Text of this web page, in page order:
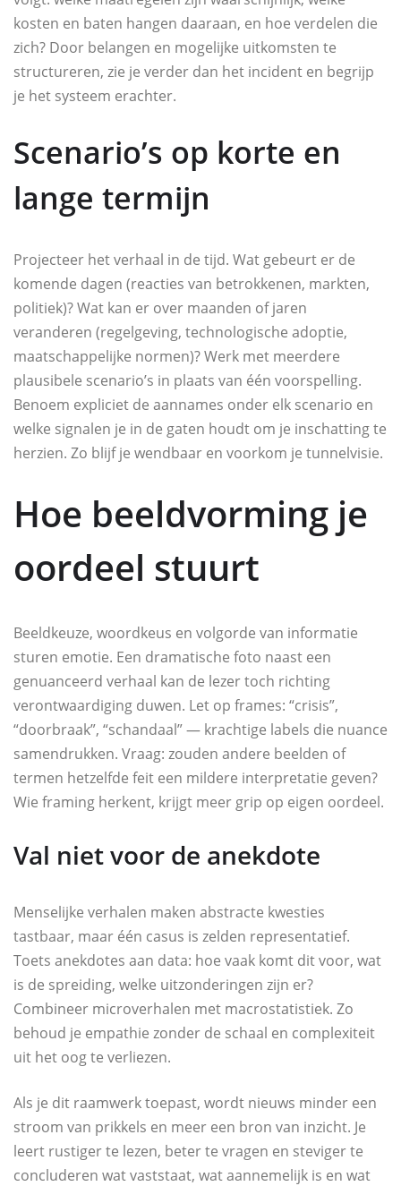
kosten en baten hangen daaraan, en hoe verdelen die
zich? Door belangen en mogelijke uitkomsten te
structureren, zie je verder dan het incident en begrijp
je het systeem erachter.
Scenario’s op korte en
lange termijn
Projecteer het verhaal in de tijd. Wat gebeurt er de
komende dagen (reacties van betrokkenen, markten,
politiek)? Wat kan er over maanden of jaren
veranderen (regelgeving, technologische adoptie,
maatschappelijke normen)? Werk met meerdere
plausibele scenario’s in plaats van één voorspelling.
Benoem expliciet de aannames onder elk scenario en
welke signalen je in de gaten houdt om je inschatting te
herzien. Zo blijf je wendbaar en voorkom je tunnelvisie.
Hoe beeldvorming je
oordeel stuurt
Beeldkeuze, woordkeus en volgorde van informatie
sturen emotie. Een dramatische foto naast een
genuanceerd verhaal kan de lezer toch richting
verontwaardiging duwen. Let op frames: “crisis”,
“doorbraak”, “schandaal” — krachtige labels die nuance
samendrukken. Vraag: zouden andere beelden of
termen hetzelfde feit een mildere interpretatie geven?
Wie framing herkent, krijgt meer grip op eigen oordeel.
Val niet voor de anekdote
Menselijke verhalen maken abstracte kwesties
tastbaar, maar één casus is zelden representatief.
Toets anekdotes aan data: hoe vaak komt dit voor, wat
is de spreiding, welke uitzonderingen zijn er?
Combineer microverhalen met macrostatistiek. Zo
behoud je empathie zonder de schaal en complexiteit
uit het oog te verliezen.
Als je dit raamwerk toepast, wordt nieuws minder een
stroom van prikkels en meer een bron van inzicht. Je
leert rustiger te lezen, beter te vragen en steviger te
concluderen wat vaststaat, wat aannemelijk is en wat